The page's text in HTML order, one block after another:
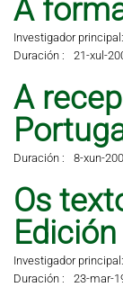
A
Investigador principal:
Duración :
21-xul-
A
Duración : 8-xun-
Os
Investigador principal:
Duración :
23-mar-